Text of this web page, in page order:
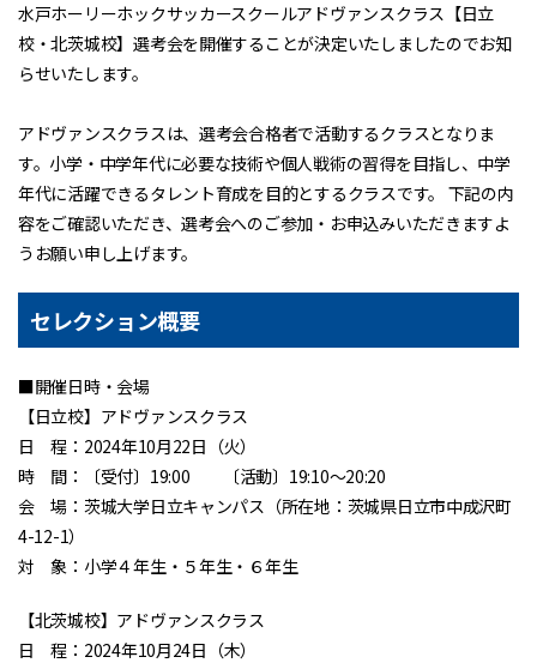
水戸ホーリーホックサッカースクールアドヴァンスクラス【日立
校・北茨城校】選考会を開催することが決定いたしましたのでお知
らせいたします。
アドヴァンスクラスは、選考会合格者で活動するクラスとなりま
す。小学・中学年代に必要な技術や個人戦術の習得を目指し、中学
年代に活躍できるタレント育成を目的とするクラスです。 下記の内
容をご確認いただき、選考会へのご参加・お申込みいただきますよ
うお願い申し上げます。
セレクション概要
■開催日時・会場
【日立校】アドヴァンスクラス
日 程：2024年10月22日（火）
時 間：〔受付〕19:00 〔活動〕19:10～20:20
会 場：茨城大学日立キャンパス（所在地：茨城県日立市中成沢町
4-12-1）
対 象：小学４年生・５年生・６年生
【北茨城校】アドヴァンスクラス
日 程：2024年10月24日（木）